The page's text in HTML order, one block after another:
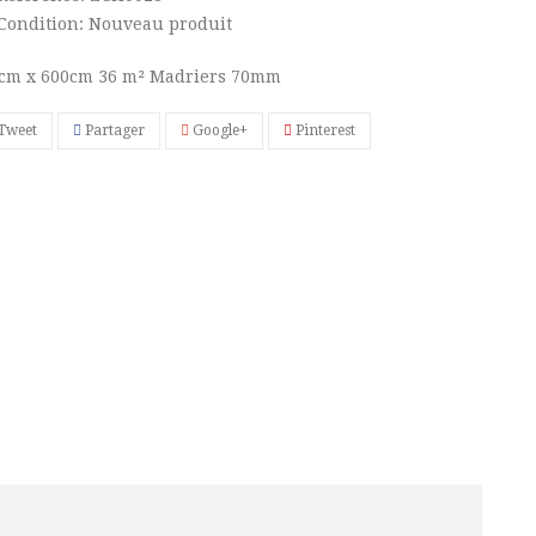
Nouveau produit
x 600cm 36 m² Madriers 70mm
Partager Google+ Pinterest